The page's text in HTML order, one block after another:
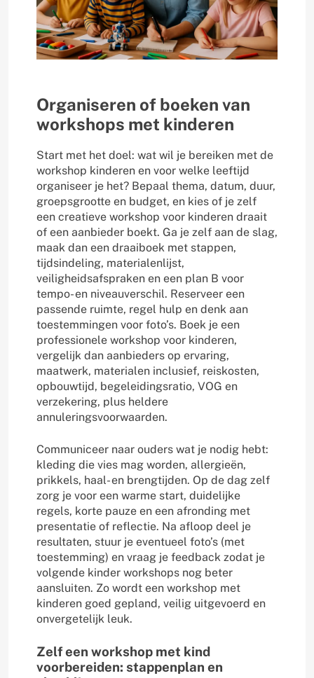
Organiseren of boeken van
workshops met kinderen
Start met het doel: wat wil je bereiken met de
workshop kinderen en voor welke leeftijd
organiseer je het? Bepaal thema, datum, duur,
groepsgrootte en budget, en kies of je zelf
een creatieve workshop voor kinderen draait
of een aanbieder boekt. Ga je zelf aan de slag,
maak dan een draaiboek met stappen,
tijdsindeling, materialenlijst,
veiligheidsafspraken en een plan B voor
tempo- en niveauverschil. Reserveer een
passende ruimte, regel hulp en denk aan
toestemmingen voor foto’s. Boek je een
professionele workshop voor kinderen,
vergelijk dan aanbieders op ervaring,
maatwerk, materialen inclusief, reiskosten,
opbouwtijd, begeleidingsratio, VOG en
verzekering, plus heldere
annuleringsvoorwaarden.
Communiceer naar ouders wat je nodig hebt:
kleding die vies mag worden, allergieën,
prikkels, haal- en brengtijden. Op de dag zelf
zorg je voor een warme start, duidelijke
regels, korte pauze en een afronding met
presentatie of reflectie. Na afloop deel je
resultaten, stuur je eventueel foto’s (met
toestemming) en vraag je feedback zodat je
volgende kinder workshops nog beter
aansluiten. Zo wordt een workshop met
kinderen goed gepland, veilig uitgevoerd en
onvergetelijk leuk.
Zelf een workshop met kind
voorbereiden: stappenplan en